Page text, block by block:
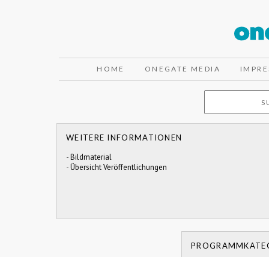
HOME ONEGATE MEDIA
WEITERE INFORMATIONEN
-Bildmaterial
-Übersicht Veröffentlichungen